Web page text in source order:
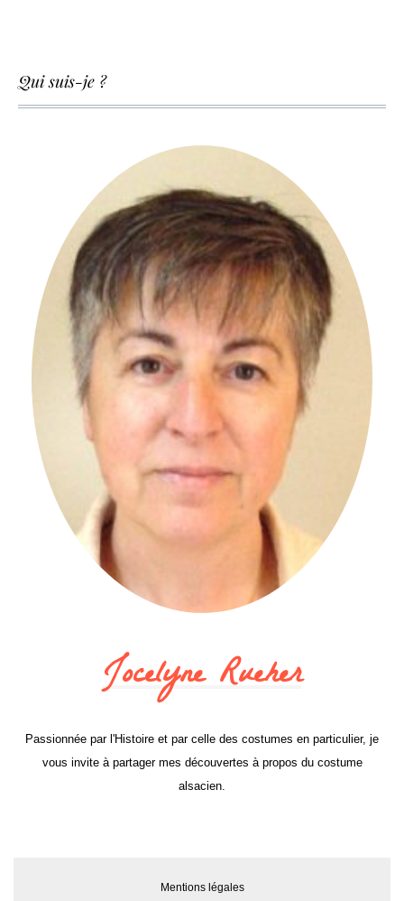
Qui suis-je ?
Jocelyne Rueher
Passionnée par l'Histoire et par celle des costumes en particulier, je
vous invite à partager mes découvertes à propos du costume
alsacien.
Mentions légales